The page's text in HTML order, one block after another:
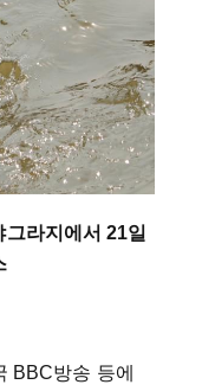
라지에서 21일
BBC방송 등에